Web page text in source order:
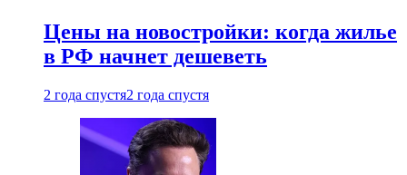
Цены на новостройки: когда жилье
в РФ начнет дешеветь
2 года спустя2 года спустя